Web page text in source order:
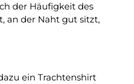
der Häufigkeit des
an der Naht gut sitzt,
ein Trachtenshirt